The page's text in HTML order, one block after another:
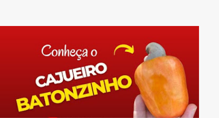
CAJUEIRO ANÃO CAJUEIRO BATONZINHO